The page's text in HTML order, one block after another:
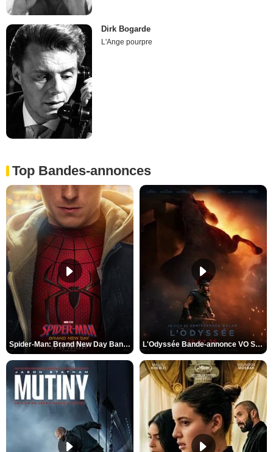
Dirk Bogarde
L'Ange pourpre
Top Bandes-annonces
Spider-Man: Brand New Day Bande-annonce VO STFR L'Odyssée Bande-annonce VO STFR